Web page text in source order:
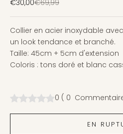
Prix de vente
€30,00Prix normal
€69,99
Collier en acier inoxydable
un look tendance et branché.
Taille: 45cm + 5cm d'extension
Coloris : tons doré et blanc
0 ( 0
EN